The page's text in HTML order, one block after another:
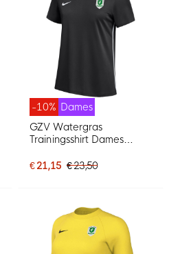
-10% Dames
GZV Watergras
Trainingsshirt Dames
€ 21,15 € 23,50